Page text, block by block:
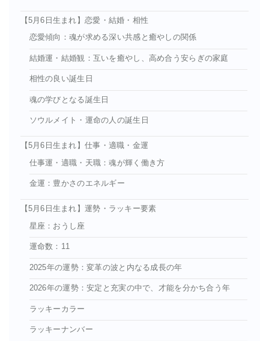
【5月6日生まれ】恋愛・結婚・相性
恋愛傾向：魂が求める深い共感と癒やしの関係
結婚運・結婚観：互いを癒やし、高め合う安らぎの家庭
相性の良い誕生日
魂の学びとなる誕生日
ソウルメイト・運命の人の誕生日
【5月6日生まれ】仕事・適職・金運
仕事運・適職・天職：魂が輝く働き方
金運：豊かさのエネルギー
【5月6日生まれ】運勢・ラッキー要素
星座：おうし座
運命数：11
2025年の運勢：変革の波と内なる成長の年
2026年の運勢：安定と充実の中で、才能を分かち合う年
ラッキーカラー
ラッキーナンバー